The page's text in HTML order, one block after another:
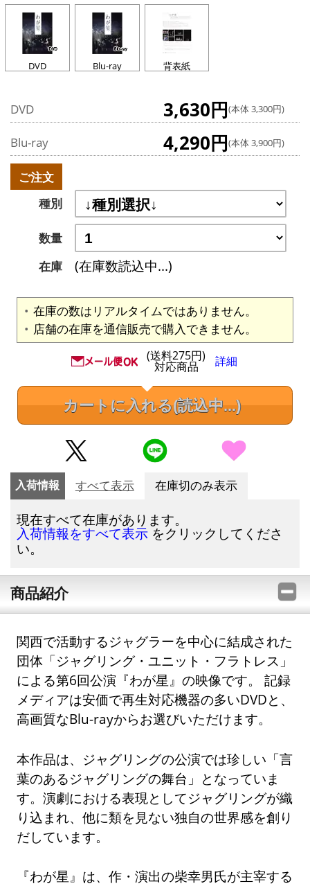
DVD Blu-ray 背表紙
DVD 3,630円(本体 3,300円)
Blu-ray 4,290円(本体 3,900円)
ご注文
種別
数量
在庫
(在庫数読込中...)
在庫の数はリアルタイムではありません。
店舗の在庫を通信販売で購入できません。
(送料275円)
対応商品 詳細
カートに入れる(読込中...)
入荷情報 すべて表示 在庫切のみ表示
現在すべて在庫があります。
入荷情報をすべて表示 をクリックしてくださ
い。
商品紹介
関西で活動するジャグラーを中心に結成された
団体「ジャグリング・ユニット・フラトレス」
による第6回公演『わが星』の映像です。 記録
メディアは安価で再生対応機器の多いDVDと、
高画質なBlu-rayからお選びいただけます。
本作品は、ジャグリングの公演では珍しい「言
葉のあるジャグリングの舞台」となっていま
す。演劇における表現としてジャグリングが織
り込まれ、他に類を見ない独自の世界感を創り
だしています。
『わが星』は、作・演出の柴幸男氏が主宰する